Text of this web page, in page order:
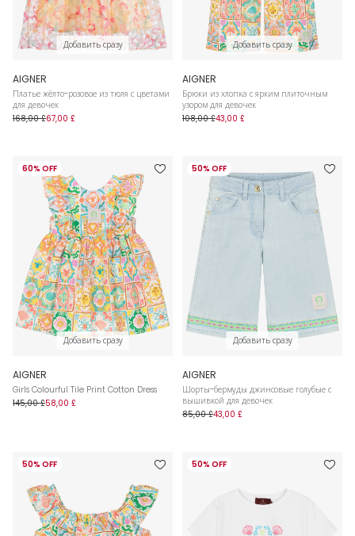
Добавить сразу
AIGNER
Платье жёлто-розовое из тюля с цветами
для девочек
168,00 £67,00 £
Добавить сразу
AIGNER
Брюки из хлопка с ярким плиточным
узором для девочек
108,00 £43,00 £
60% OFF
Добавить сразу
AIGNER
Girls Colourful Tile Print Cotton Dress
145,00 £58,00 £
50% OFF
Добавить сразу
AIGNER
Шорты-бермуды джинсовые голубые с
вышивкой для девочек
85,00 £43,00 £
50% OFF 50% OFF